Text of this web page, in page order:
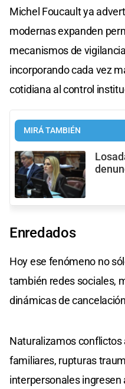
Michel Foucault ya
modernas expanden
mecanismos de
incorporando cada vez
cotidiana al control
MIRÁ TAMBIÉN
Enredados
Hoy ese fenómeno no
también redes sociales,
dinámicas de
Naturalizamos
familiares, rupturas
interpersonales